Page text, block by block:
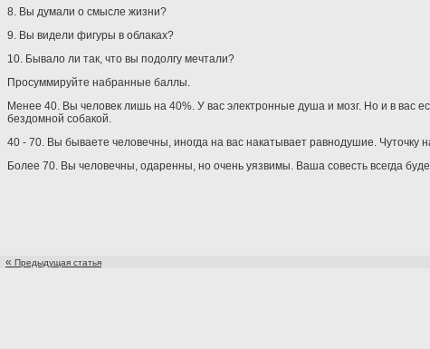
8. Вы думали о смысле жизни?
9. Вы видели фигуры в облаках?
10. Бывало ли так, что вы подолгу мечтали?
Просуммируйте набранные баллы.
Менее 40. Вы человек лишь на 40%. У вас электронные душа и мозг. Но и в вас
бездомной собакой.
40 - 70. Вы бываете человечны, иногда на вас накатывает равнодушие. Чуточку
Более 70. Вы человечны, одаренны, но очень уязвимы. Ваша совесть всегда
« Предыдущая статья